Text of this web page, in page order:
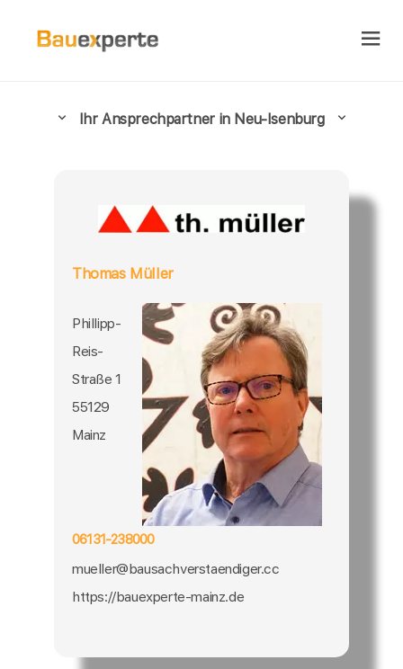
Ihr Ansprechpartner in Neu-Isenburg
Thomas Müller
Phillipp-
Reis-
Straße 1
55129
Mainz
06131-238000
mueller@bausachverstaendiger.cc
https://bauexperte-mainz.de